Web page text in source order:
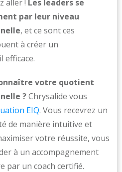
aller ! Les leaders se
par leur niveau
, et ce sont ces
à créer un
efficace.
votre quotient
?Chrysalide vous
EIQ. Vous recevrez un
de manière intuitive et
votre réussite, vous
à un accompagnement
par un coach certifié.